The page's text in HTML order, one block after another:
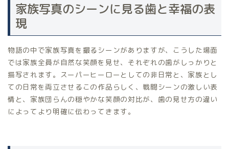
家族写真のシーンに見る歯と幸福の表
現
物語の中で家族写真を撮るシーンがありますが、こうした場面
では家族全員が自然な笑顔を見せ、それぞれの歯がしっかりと
描写されます。スーパーヒーローとしての非日常と、家族とし
ての日常を両立させるこの作品らしく、戦闘シーンの激しい表
情と、家族団らんの穏やかな笑顔の対比が、歯の見せ方の違い
によってより明確に伝わってきます。